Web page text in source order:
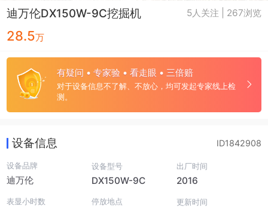
迪万伦DX150W-9C挖掘机 5人关注 | 267浏览
28.5万
有疑问 • 专家验 • 看走眼 • 三倍赔
对于设备信息不了解、不放心，均可发起专家线上检
测。
设备信息 ID1842908
设备品牌
迪万伦
设备型号
DX150W-9C
出厂时间
2016
表显小时数 停放地点 更新时间